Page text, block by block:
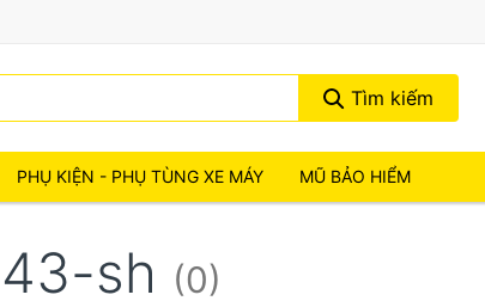
Tìm kiếm
PHỤ KIỆN - PHỤ TÙNG XE MÁY MŨ BẢO HIỂM
sh (0)